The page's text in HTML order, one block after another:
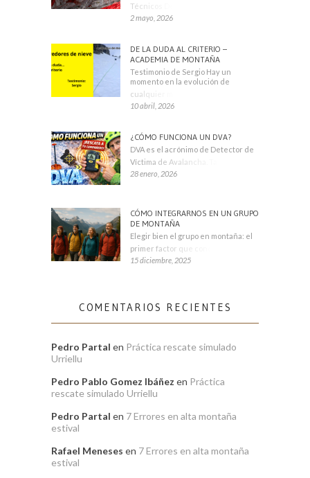
Técnicos Deportivos
2 mayo, 2026
DE LA DUDA AL CRITERIO –
ACADEMIA DE MONTAÑA
Testimonio de Sergio Hay un
momento en la evolución de
cualquier montañero
10 abril, 2026
¿CÓMO FUNCIONA UN DVA?
DVA es el acrónimo de Detector de
Víctima de Avalancha. También se
28 enero, 2026
CÓMO INTEGRARNOS EN UN GRUPO
DE MONTAÑA
Elegir bien el grupo en montaña: el
primer factor que condiciona tu
15 diciembre, 2025
COMENTARIOS RECIENTES
Pedro Partal en Práctica rescate simulado
Urriellu
Pedro Pablo Gomez Ibáñez en Práctica
rescate simulado Urriellu
Pedro Partal en 7 Errores en alta montaña
estival
Rafael Meneses en 7 Errores en alta montaña
estival